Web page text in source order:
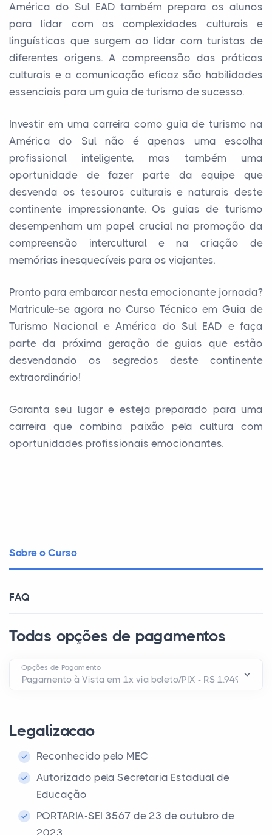
América do Sul EAD também prepara os alunos
para lidar com as complexidades culturais e
linguísticas que surgem ao lidar com turistas de
diferentes origens. A compreensão das práticas
culturais e a comunicação eficaz são habilidades
essenciais para um guia de turismo de sucesso.
Investir em uma carreira como guia de turismo na
América do Sul não é apenas uma escolha
profissional inteligente, mas também uma
oportunidade de fazer parte da equipe que
desvenda os tesouros culturais e naturais deste
continente impressionante. Os guias de turismo
desempenham um papel crucial na promoção da
compreensão intercultural e na criação de
memórias inesquecíveis para os viajantes.
Pronto para embarcar nesta emocionante jornada?
Matricule-se agora no Curso Técnico em Guia de
Turismo Nacional e América do Sul EAD e faça
parte da próxima geração de guias que estão
desvendando os segredos deste continente
extraordinário!
Garanta seu lugar e esteja preparado para uma
carreira que combina paixão pela cultura com
oportunidades profissionais emocionantes.
Sobre o Curso
FAQ
Todas opções de pagamentos
Opções de Pagamento
Legalizacao
Reconhecido pelo MEC
Autorizado pela Secretaria Estadual de
Educação
PORTARIA-SEI 3567 de 23 de outubro de